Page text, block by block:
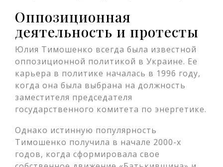
Оппозиционная
деятельность и протесты
Юлия Тимошенко всегда была известной
оппозиционной политикой в Украине. Ее
карьера в политике началась в 1996 году,
когда она была выбрана на должность
заместителя председателя
государственного комитета по энергетике.
Однако истинную популярность
Тимошенко получила в начале 2000-х
годов, когда сформировала свое